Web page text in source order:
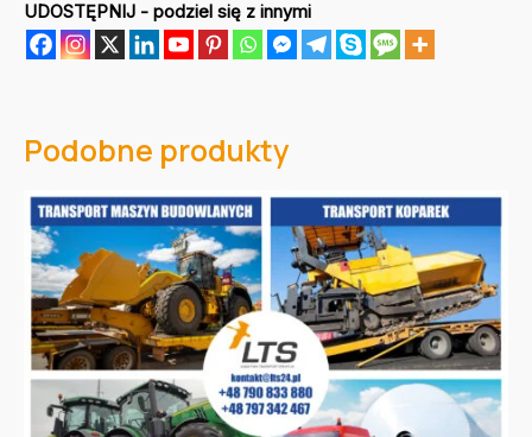
UDOSTĘPNIJ - podziel się z innymi
Podobne produkty